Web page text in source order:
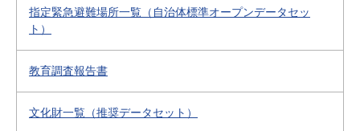
指定緊急避難場所一覧（自治体標準オープンデータセッ
ト）
教育調査報告書
文化財一覧（推奨データセット）